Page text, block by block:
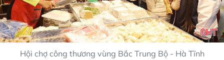
Hội chợ công thương vùng Bắc Trung Bộ - Hà Tĩnh